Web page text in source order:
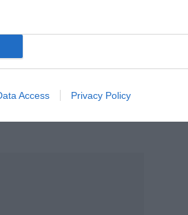
Access Privacy Policy